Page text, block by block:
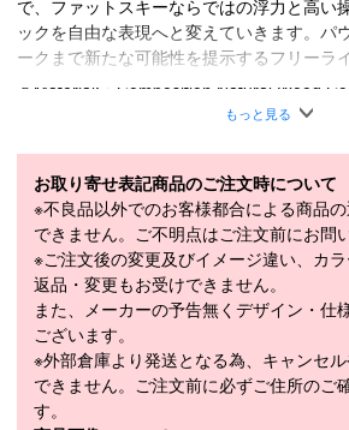
で、ファットスキーならではの浮力と高い
ックを自由な表現へと変えていきます。パ
ークまで新たな可能性を提示するフリーラ
＊Material:：Composition Natural Wood
■SPECIFICATION
モデル
LENGTH（cm）
180cm
SIDECUT（mm）
180cm（137-106-
RADIUS（m）
180cm（22.7m）
原産国
もっと見る
お取り寄せ表記商品のご注文時について
※不良品以外でのお客様都合による商品
できません。ご不明点はご注文前にお問
※ご注文後の変更及びイメージ違い、カ
返品・変更もお受けできません。
また、メーカーの予告無くデザイン・仕
ございます。
※外部倉庫より発送となる為、キャンセ
できません。ご注文前に必ずご住所のご
す。